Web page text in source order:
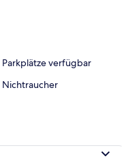
Parkplätze verfügbar
Nichtraucher